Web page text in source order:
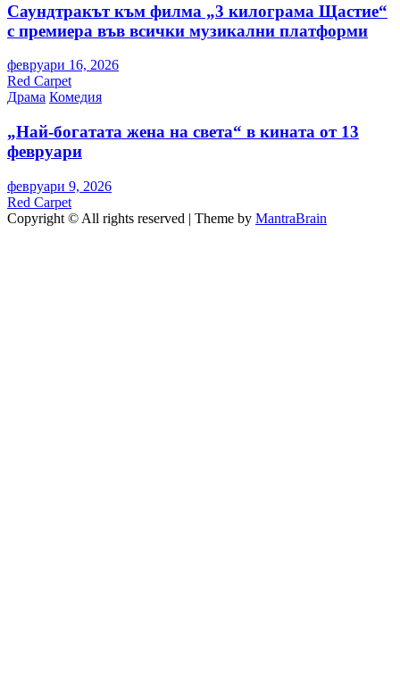
Саундтракът към филма „3 килограма Щастие“
с премиера във всички музикални платформи
февруари 16, 2026
Red Carpet
Драма Комедия
„Най-богатата жена на света“ в кината от 13
февруари
февруари 9, 2026
Red Carpet
Copyright © All rights reserved | Theme by MantraBrain